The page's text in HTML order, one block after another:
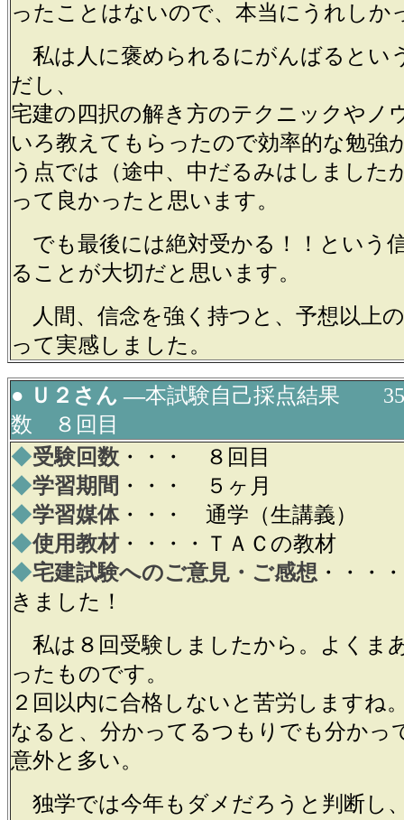
ったことはないので、本当にうれしか
私は人に褒められるにがんばるとい
だし、
宅建の四択の解き方のテクニックやノ
いろ教えてもらったので効率的な勉強
う点では（途中、中だるみはしました
って良かったと思います。
でも最後には絶対受かる！！という
ることが大切だと思います。
人間、信念を強く持つと、予想以上
って実感しました。
● Ｕ２さん ―本試験自己採点結果 35
数 ８回目
◆受験回数 ・・・ ８回目
◆学習期間 ・・・ ５ヶ月
◆学習媒体・・・ 通学（生講義）
◆使用教材・・・・ＴＡＣの教材
◆宅建試験へのご意見・ご感想 ・・・
きました！
私は８回受験しましたから。よくま
ったものです。
２回以内に合格しないと苦労しますね
なると、分かってるつもりでも分かっ
意外と多い。
独学では今年もダメだろうと判断し